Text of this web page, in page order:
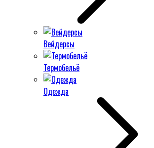
Вейдерсы
Термобельё
Одежда